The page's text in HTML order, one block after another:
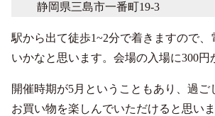
静岡県三島市一番町19-3
駅から出て徒歩1~2分で着きますので、
いかなと思います。会場の入場に300円
開催時期が5月ということもあり、過ご
お買い物を楽しんでいただけると思いま